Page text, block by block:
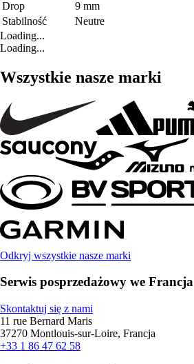
Drop
9 mm
Stabilność
Neutre
Loading...
Loading...
Wszystkie nasze marki
Odkryj wszystkie nasze marki
Serwis posprzedażowy we Francja
Skontaktuj się z nami
11 rue Bernard Maris
37270 Montlouis-sur-Loire, Francja
+33 1 86 47 62 58